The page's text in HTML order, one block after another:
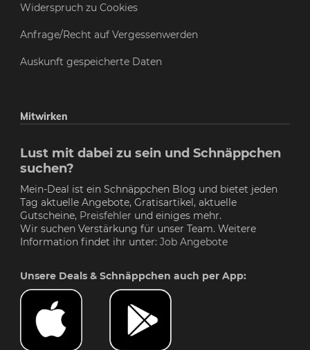
Widerspruch zu Cookies
Anfrage/Recht auf Vergessenwerden
Auskunft gespeicherte Daten
Mitwirken
Lust mit dabei zu sein und Schnäppchen
suchen?
Mein-Deal ist ein Schnäppchen Blog und bietet jeden
Tag aktuelle Angebote, Gratisartikel, aktuelle
Gutscheine, Preisfehler und einiges mehr.
Wir suchen Verstärkung für unser Team. Weitere
Information findet ihr unter: Job Angebote
Unsere Deals & Schnäppchen auch per App: